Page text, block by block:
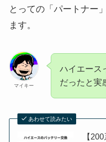
とっての「パートナー
ます。
マイキー
ハイエース
だったと実
あわせて読みたい
【